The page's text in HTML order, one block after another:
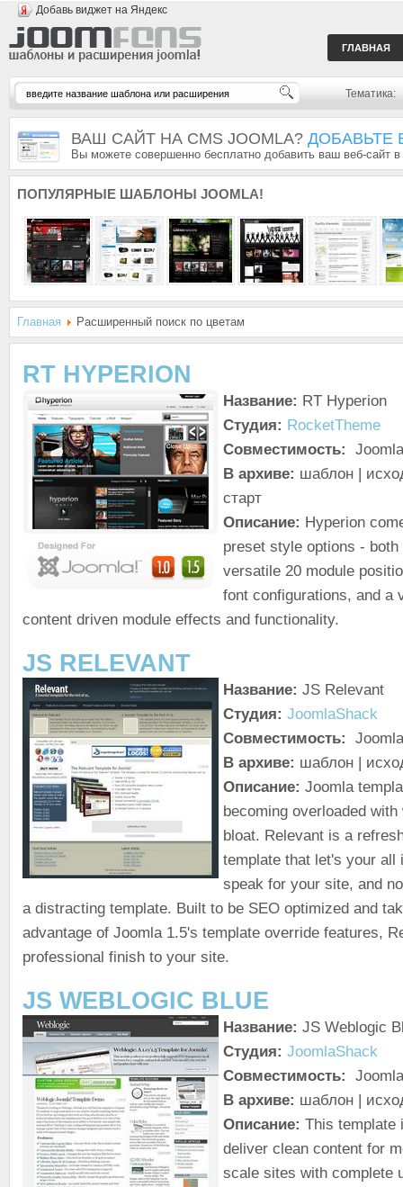
Добавь виджет на Яндекс
ГЛАВНАЯ
Тематика:
ВАШ САЙТ НА CMS JOOMLA? ДОБАВЬТЕ
Вы можете совершенно бесплатно добавить ваш веб-сайт
ПОПУЛЯРНЫЕ ШАБЛОНЫ JOOMLA!
Главная Расширенный поиск по цветам
RT HYPERION
Название: RT Hyperion
Студия: RocketTheme
Совместимость:
В архиве: шаблон |
старт
Описание: Hyperion
preset style options -
versatile 20 module
font configurations, and a
content driven module effects and functionality.
JS RELEVANT
Название: JS Relevant
Студия: JoomlaShack
Совместимость:
В архиве: шаблон |
Описание: Joomla
becoming overloaded
bloat. Relevant is a
template that let's your all
speak for your site, and
a distracting template. Built to be SEO optimized and
advantage of Joomla 1.5's template override features,
professional finish to your site.
JS WEBLOGIC BLUE
Название: JS Weblogic
Студия: JoomlaShack
Совместимость:
В архиве: шаблон |
Описание: This template
deliver clean content for
scale sites with complete